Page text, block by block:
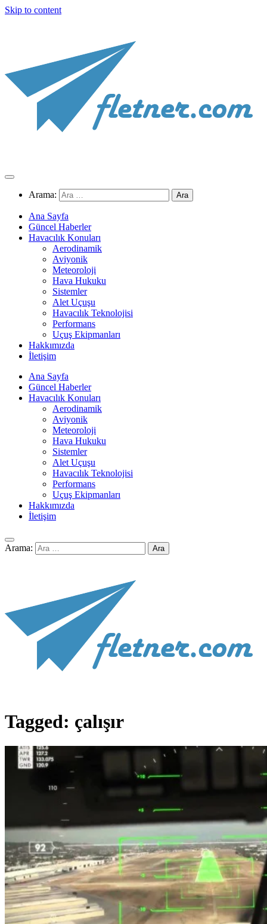
Skip to content
Arama:
Ana Sayfa
Güncel Haberler
Havacılık Konuları
Aerodinamik
Aviyonik
Meteoroloji
Hava Hukuku
Sistemler
Alet Uçuşu
Havacılık Teknolojisi
Performans
Uçuş Ekipmanları
Hakkımızda
İletişim
Ana Sayfa
Güncel Haberler
Havacılık Konuları
Aerodinamik
Aviyonik
Meteoroloji
Hava Hukuku
Sistemler
Alet Uçuşu
Havacılık Teknolojisi
Performans
Uçuş Ekipmanları
Hakkımızda
İletişim
Arama:
Tagged: çalışır